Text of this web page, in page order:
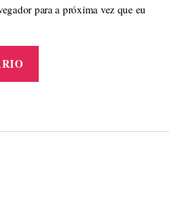
para a próxima vez que eu